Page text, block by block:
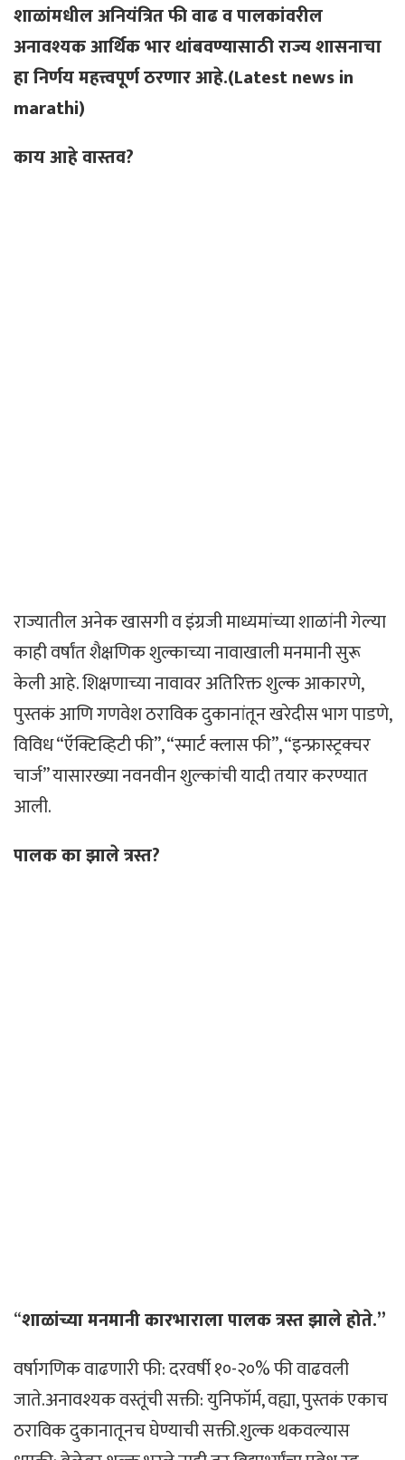
शाळांमधील अनियंत्रित फी वाढ व पालकांवरील
अनावश्यक आर्थिक भार थांबवण्यासाठी राज्य शासनाचा
हा निर्णय महत्त्वपूर्ण ठरणार आहे.(Latest news in
marathi)
काय आहे वास्तव?
राज्यातील अनेक खासगी व इंग्रजी माध्यमांच्या शाळांनी गेल्या
काही वर्षांत शैक्षणिक शुल्काच्या नावाखाली मनमानी सुरू
केली आहे. शिक्षणाच्या नावावर अतिरिक्त शुल्क आकारणे,
पुस्तकं आणि गणवेश ठराविक दुकानांतून खरेदीस भाग पाडणे,
विविध “ऍक्टिव्हिटी फी”, “स्मार्ट क्लास फी”, “इन्फ्रास्ट्रक्चर
चार्ज” यासारख्या नवनवीन शुल्‍कांची यादी तयार करण्यात
आली.
पालक का झाले त्रस्त?
“शाळांच्या मनमानी कारभाराला पालक त्रस्त झाले होते.”
वर्षागणिक वाढणारी फी: दरवर्षी १०-२०% फी वाढवली
जाते.अनावश्यक वस्तूंची सक्ती: युनिफॉर्म, वह्या, पुस्तकं एकाच
ठराविक दुकानातूनच घेण्याची सक्ती.शुल्क थकवल्यास